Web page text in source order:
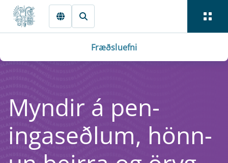
Fara beint í Meginmál
Fræðsluefni
Mynd­ir á pen­
ingaseðlum, hönn­